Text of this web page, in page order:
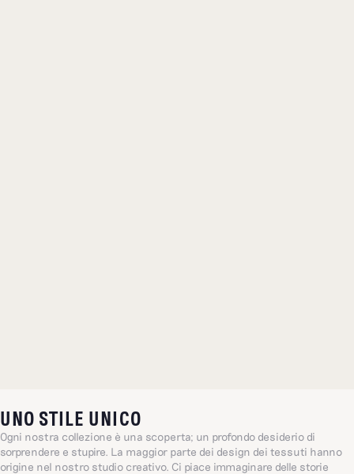
UNO STILE UNICO
Ogni nostra collezione è una scoperta; un profondo desiderio di
sorprendere e stupire. La maggior parte dei design dei tessuti hanno
origine nel nostro studio creativo. Ci piace immaginare delle storie